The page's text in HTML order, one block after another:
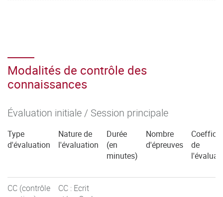
Modalités de contrôle des
connaissances
Évaluation initiale / Session principale
Type
d'évaluation
Nature de
l'évaluation
Durée
(en
minutes)
Nombre
d'épreuves
de
CC (contrôle
CC : Ecrit